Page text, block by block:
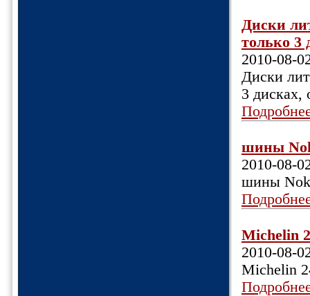
Диски
только 3
2010-08-
Диски
3 дисках,
шины
2010-08-
шины
Michelin
2010-08-
Michelin